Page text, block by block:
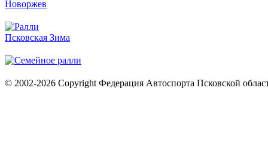
© 2002-2026 Copyright Федерация Автоспорта Псковской